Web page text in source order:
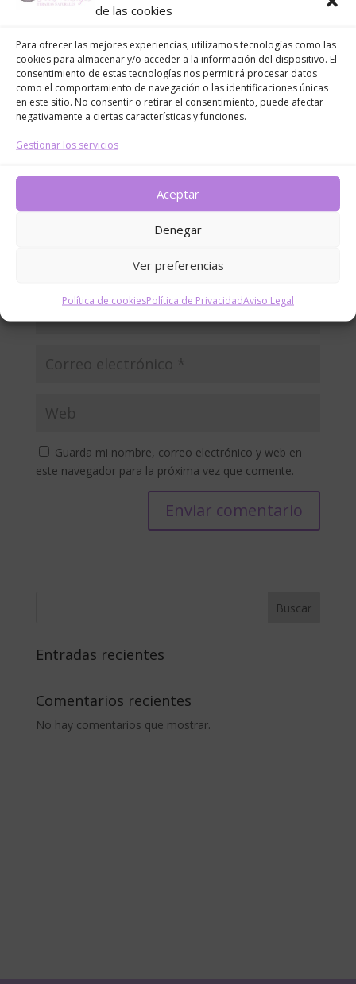
de las cookies
Para ofrecer las mejores experiencias, utilizamos tecnologías como las
cookies para almacenar y/o acceder a la información del dispositivo. El
consentimiento de estas tecnologías nos permitirá procesar datos
como el comportamiento de navegación o las identificaciones únicas
en este sitio. No consentir o retirar el consentimiento, puede afectar
negativamente a ciertas características y funciones.
Gestionar los servicios
Aceptar
Denegar
Ver preferencias
Política de cookiesPolítica de PrivacidadAviso Legal
Enviar comentario
Tu dirección de correo electrónico no será publicada.
Los campos obligatorios están marcados con
Guarda mi nombre, correo electrónico y web en
este navegador para la próxima vez que comente.
Buscar
Entradas recientes
Comentarios recientes
No hay comentarios que mostrar.